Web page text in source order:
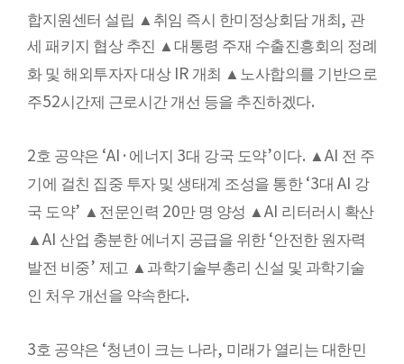
합지원센터 설립 ▲ 취임 즉시 한미정상회담 개최, 관
세 패키지 협상 추진 ▲ 대통령 주재 수출진흥회의 정례
화 및 해외투자자 대상 IR 개최 ▲ 노사합의를 기반으로
주52시간제 근로시간 개선 등을 추진하겠다.
2호 공약은 ‘AI· 에너지 3대 강국 도약’이다. ▲ AI 전 주
기에 걸친 집중 투자 및 생태계 조성을 통한 ‘3대 AI 강
국 도약’ ▲ 전문인력 20만 명 양성 ▲ AI 리터러시 확산
▲ AI 산업 충분한 에너지 공급을 위한 ‘안전한 원자력
발전 비중’ 제고 ▲ 과학기술부총리 신설 및 과학기술
인 처우 개선을 약속한다.
3호 공약은 ‘청년이 크는 나라, 미래가 열리는 대한민